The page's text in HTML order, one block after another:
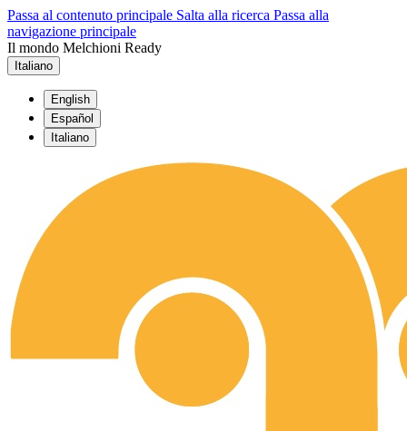
Passa al contenuto principale Salta alla ricerca Passa alla
navigazione principale
Il mondo Melchioni Ready
Italiano
English
Español
Italiano